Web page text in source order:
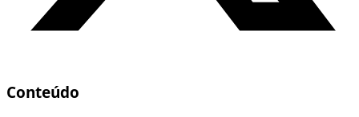
Conteúdo